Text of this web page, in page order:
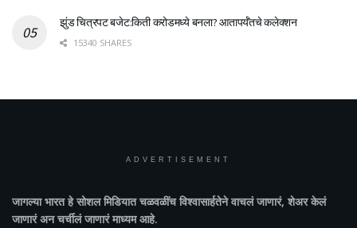
झुंड चित्रपट बजेट:किती करोडमध्ये बनला? आतापर्यँतचे कलेक्शन
15340 SHARES
ADVERTISEMENT
जागल्या भारतहे सोशल मिडियात चळवळींच विश्वासार्हतेने वाचलं जाणारं, शेअर केलं
जाणारं अन चर्चीलं जाणारं माध्यम आहे.